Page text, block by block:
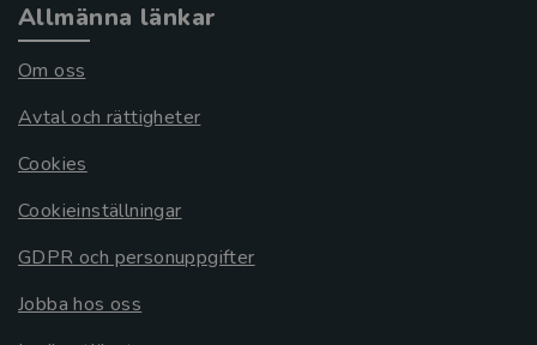
Allmänna länkar
Om oss
Avtal och rättigheter
Cookies
Cookieinställningar
GDPR och personuppgifter
Jobba hos oss